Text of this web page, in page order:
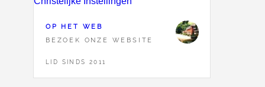
OP HET WEB
BEZOEK ONZE WEBSITE
LID SINDS 2011